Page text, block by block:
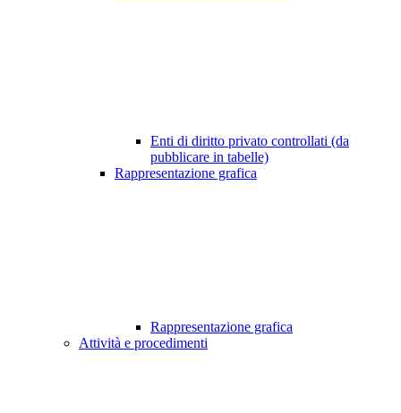
Enti di diritto privato controllati (da
pubblicare in tabelle)
Rappresentazione grafica
Rappresentazione grafica
Attività e procedimenti